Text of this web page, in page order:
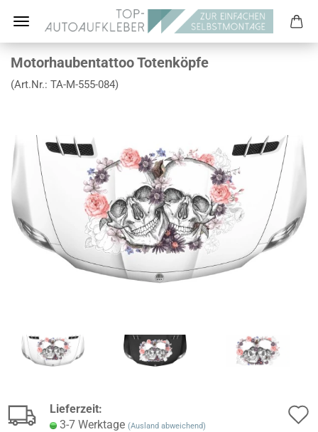
Motorhaubentattoo Totenköpfe
(Art.Nr.: TA-M-555-084)
Lieferzeit:
3-7 Werktage (Ausland abweichend)